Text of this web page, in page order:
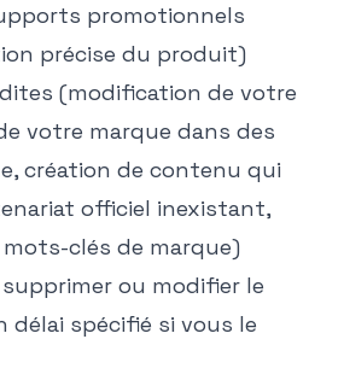
promotionnels
précise du produit)
(modification de votre
votre marque dans des
création de contenu qui
officiel inexistant,
clés de marque)
ou modifier le
spécifié si vous le